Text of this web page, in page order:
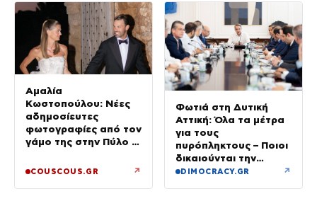
Αμαλία
Κωστοπούλου: Νέες
αδημοσίευτες
φωτογραφίες από τον
γάμο της στην Πύλο –
ανατείλει ο ήλιος
COUSCOUS.GR ↗
Φωτιά στη Δυτική
Αττική: Όλα τα μέτρα
για τους
πυρόπληκτους – Ποιοι
δικαιούνται την
προσωρινή οικονομική
DIMOCRACY.GR ↗